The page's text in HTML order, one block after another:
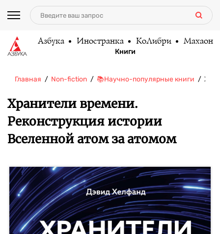
Азбука Иностранка КоЛибри Махаон
Книги
Главная Non-fiction 📚Научно-популярные книги
Хранители времени.
Реконструкция истории
Вселенной атом за атомом